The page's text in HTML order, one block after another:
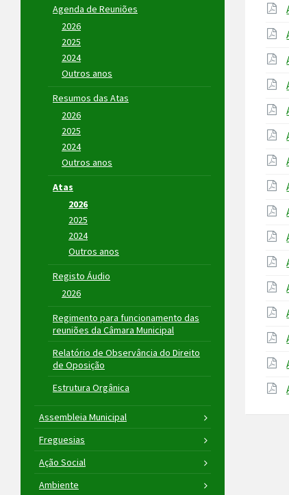
Agenda de Reuniões
2026
2025
2024
Outros anos
Resumos das Atas
2026
2025
2024
Outros anos
Atas
2026
2025
2024
Outros anos
Registo Áudio
2026
Regimento para funcionamento das
reuniões da Câmara Municipal
Relatório de Observância do Direito
de Oposição
Estrutura Orgânica
Assembleia Municipal
Freguesias
Ação Social
Ambiente